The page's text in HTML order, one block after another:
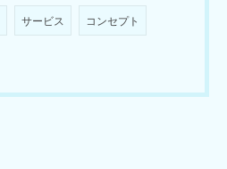
サービス コンセプト